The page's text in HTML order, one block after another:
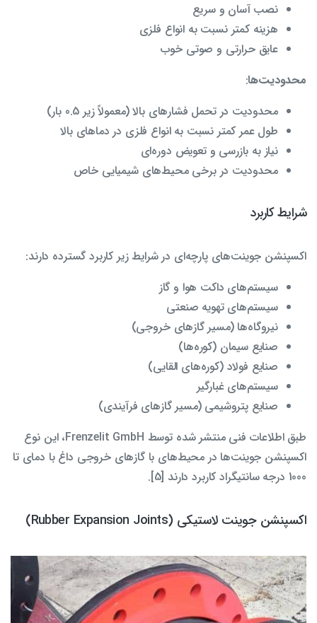
نصب آسان و سریع
هزینه کمتر نسبت به انواع فلزی
عایق حرارتی و صوتی خوب
محدودیت‌ها:
محدودیت در تحمل فشارهای بالا (معمولاً زیر 0.5 بار)
طول عمر کمتر نسبت به انواع فلزی در دماهای بالا
نیاز به بازرسی و تعویض دوره‌ای
محدودیت در برخی محیط‌های شیمیایی خاص
شرایط کاربرد
اکسپنشن جوینت‌های پارچه‌ای در شرایط زیر کاربرد گسترده دارند:
سیستم‌های داکت هوا و گاز
سیستم‌های تهویه صنعتی
نیروگاه‌ها (مسیر گازهای خروجی)
صنایع سیمان (کوره‌ها)
صنایع فولاد (کوره‌های القایی)
سیستم‌های غبارگیر
صنایع پتروشیمی (مسیر گازهای فرآیندی)
طبق اطلاعات فنی منتشر شده توسط Frenzelit GmbH، این نوع
اکسپنشن جوینت‌ها در محیط‌های با گازهای خروجی داغ با دمای تا
1000 درجه سانتیگراد کاربرد دارند [5].
اکسپنشن جوینت لاستیکی (Rubber Expansion Joints)